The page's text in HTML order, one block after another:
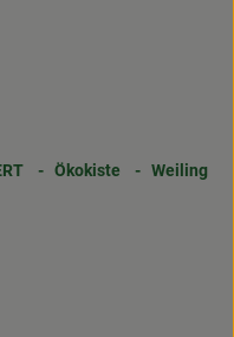
- Ökokiste - Weiling